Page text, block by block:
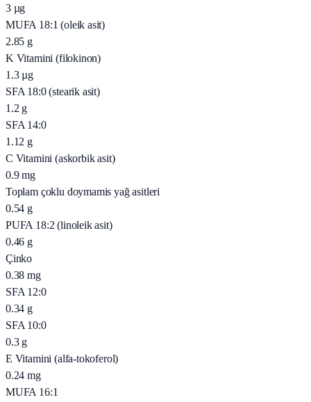
3 µg
MUFA 18:1 (oleik asit)
2.85 g
K Vitamini (filokinon)
1.3 µg
SFA 18:0 (stearik asit)
1.2 g
SFA 14:0
1.12 g
C Vitamini (askorbik asit)
0.9 mg
Toplam çoklu doymamis yağ asitleri
0.54 g
PUFA 18:2 (linoleik asit)
0.46 g
Çinko
0.38 mg
SFA 12:0
0.34 g
SFA 10:0
0.3 g
E Vitamini (alfa-tokoferol)
0.24 mg
MUFA 16:1